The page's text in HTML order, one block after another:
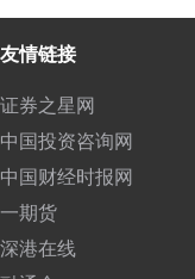
友情链接
证券之星网
中国投资咨询网
中国财经时报网
一期货
深港在线